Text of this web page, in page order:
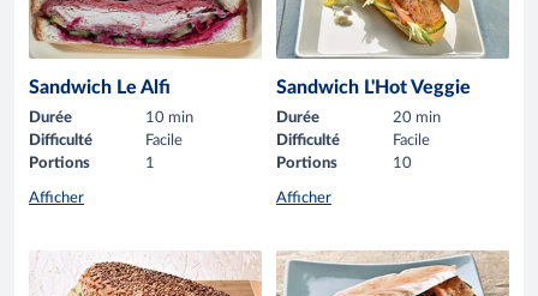
Sandwich Le Alfi
Durée
10 min
Difficulté
Facile
Portions
1
Afficher
Sandwich L'Hot Veggie
Durée
20 min
Difficulté
Facile
Portions
10
Afficher